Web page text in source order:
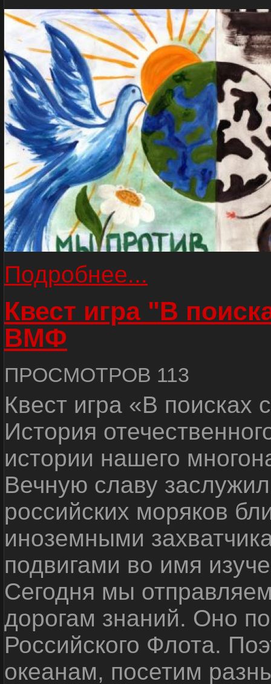
Подробнее...
Квест игра "В
ВМФ
ПРОСМОТРОВ 113
Квест игра «В
История
истории нашего
Вечную славу
российских моряков
иноземными
подвигами во имя
Сегодня мы
дорогам знаний. Оно
Российского Флота.
океанам, посетим